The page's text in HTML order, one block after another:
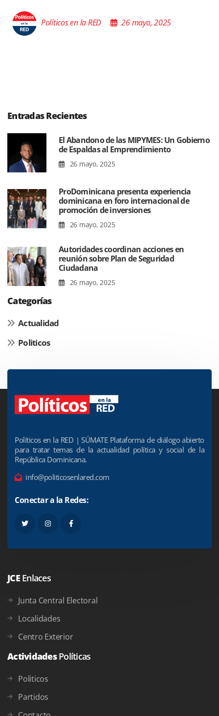
Políticos en la RED 26 mayo, 2025
Entradas Recientes
El Abandono de las MIPYMES: Un Gobierno
de Espaldas al Emprendimiento
26 mayo, 2025
ProDominicana presenta experiencia
dominicana en foro internacional de
promoción de inversiones
26 mayo, 2025
Autoridades coordinan acciones en
reunión sobre Plan de Seguridad
Ciudadana
26 mayo, 2025
Categorías
Actualidad
Politicos
Políticos en la RED | SÚMATE Plataforma de diálogo abierto
para tratar temas de la actualidad política y social de la
República Dominicana.
info@politicosenlared.com
Conectar a la Redes:
JCE Enlaces
Junta Central Electoral
Localidades
Centro Exterior
ActividadesPolíticas
Politicos
Partidos